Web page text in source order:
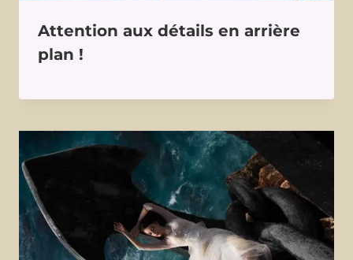
Attention aux détails en arrière
plan !